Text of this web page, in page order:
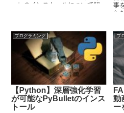
pytzのインストールについて解
事
ら
プログラミング
【Python】深層強化学習
が可能なPyBulletのインス
トール
プ
動
ー